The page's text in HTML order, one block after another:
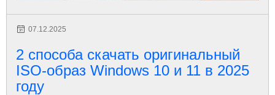
07.12.2025
2 способа скачать оригинальный
ISO-образ Windows 10 и 11 в 2025
году